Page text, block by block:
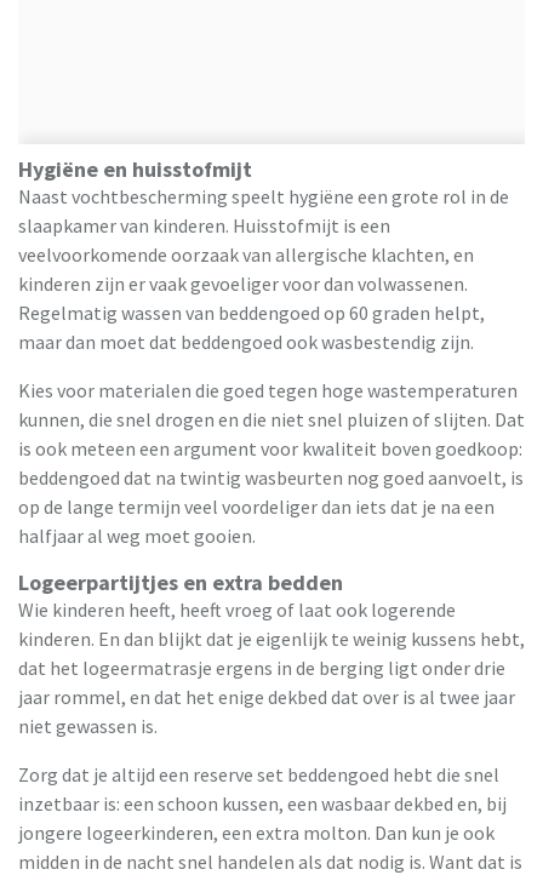
Hygiëne en huisstofmijt
Naast vochtbescherming speelt hygiëne een grote rol in de
slaapkamer van kinderen. Huisstofmijt is een
veelvoorkomende oorzaak van allergische klachten, en
kinderen zijn er vaak gevoeliger voor dan volwassenen.
Regelmatig wassen van beddengoed op 60 graden helpt,
maar dan moet dat beddengoed ook wasbestendig zijn.
Kies voor materialen die goed tegen hoge wastemperaturen
kunnen, die snel drogen en die niet snel pluizen of slijten. Dat
is ook meteen een argument voor kwaliteit boven goedkoop:
beddengoed dat na twintig wasbeurten nog goed aanvoelt, is
op de lange termijn veel voordeliger dan iets dat je na een
halfjaar al weg moet gooien.
Logeerpartijtjes en extra bedden
Wie kinderen heeft, heeft vroeg of laat ook logerende
kinderen. En dan blijkt dat je eigenlijk te weinig kussens hebt,
dat het logeermatrasje ergens in de berging ligt onder drie
jaar rommel, en dat het enige dekbed dat over is al twee jaar
niet gewassen is.
Zorg dat je altijd een reserve set beddengoed hebt die snel
inzetbaar is: een schoon kussen, een wasbaar dekbed en, bij
jongere logeerkinderen, een extra molton. Dan kun je ook
midden in de nacht snel handelen als dat nodig is. Want dat is